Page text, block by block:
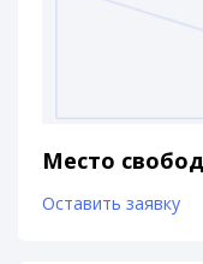
Место
Оставить заявку